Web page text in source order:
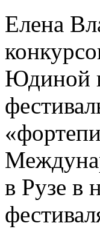
Елена
Юдиной
в Рузе в